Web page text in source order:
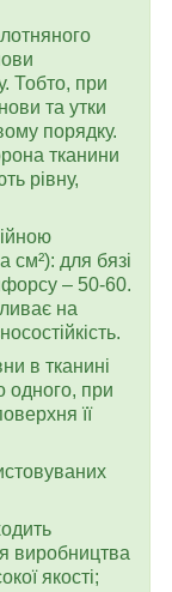
Тобто, при
та утки
порядку.
тканини
рівну,
см²): для бязі
– 50-60.
на
в тканині
одного, при
її
виробництва
якості;